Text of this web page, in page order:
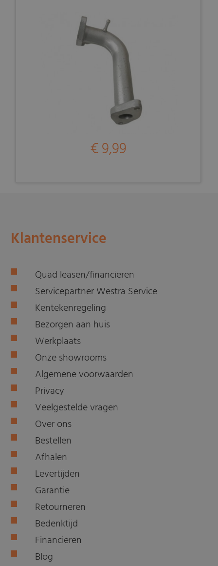
€ 9,99
Klantenservice
Quad leasen/financieren
Servicepartner Westra Service
Kentekenregeling
Bezorgen aan huis
Werkplaats
Onze showrooms
Algemene voorwaarden
Privacy
Veelgestelde vragen
Over ons
Bestellen
Afhalen
Levertijden
Garantie
Retourneren
Bedenktijd
Financieren
Blog